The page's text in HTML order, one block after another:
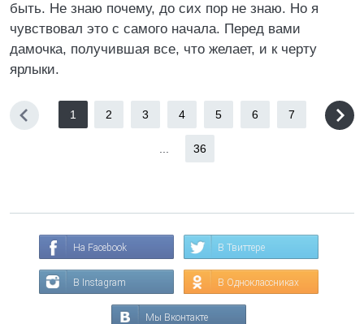
быть. Не знаю почему, до сих пор не знаю. Но я
чувствовал это с самого начала. Перед вами
дамочка, получившая все, что желает, и к черту
ярлыки.
1 2 3 4 5 6 7
36
На Facebook В Твиттере
В Instagram В Одноклассниках
Мы Вконтакте